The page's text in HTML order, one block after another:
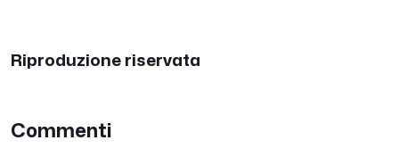
Riproduzione riservata
Commenti